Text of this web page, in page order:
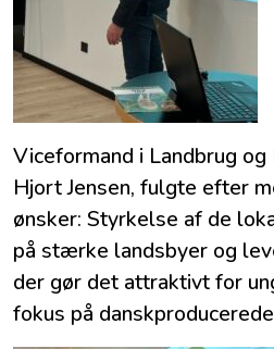
Viceformand i Landbrug
Hjort Jensen, fulgte efter
ønsker: Styrkelse af de
på stærke landsbyer og
der gør det attraktivt for
fokus på